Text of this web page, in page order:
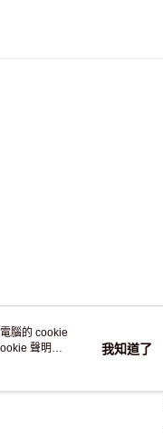
腦的 cookie
聲明使
我知道了